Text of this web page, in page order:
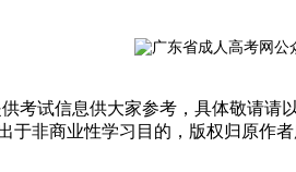
考试信息供大家参考，具体敬请请
非商业性学习目的，版权归原作